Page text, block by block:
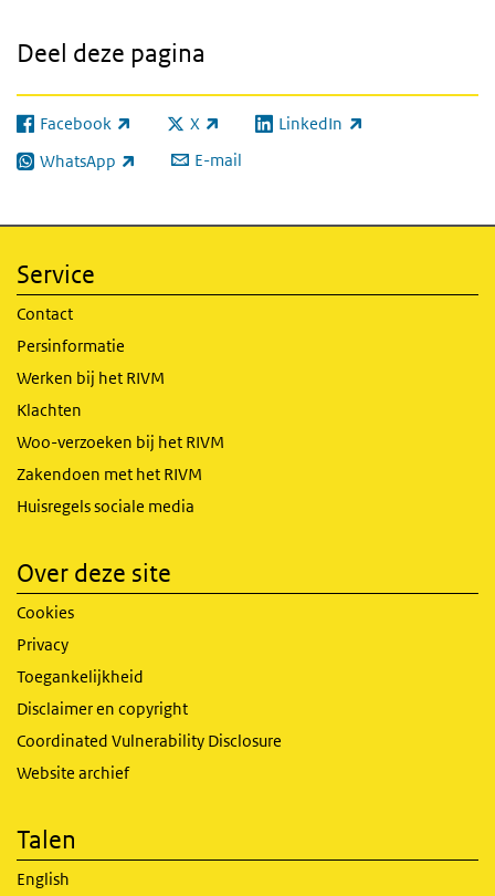
Deel deze pagina
Facebook
(externe link) X
(externe link) LinkedIn
(externe link)
WhatsApp
(externe link) E-mail
Service
Contact
Persinformatie
Werken bij het RIVM
Klachten
Woo-verzoeken bij het RIVM
Zakendoen met het RIVM
Huisregels sociale media
Over deze site
Cookies
Privacy
Toegankelijkheid
Disclaimer en copyright
Coordinated Vulnerability Disclosure
Website archief
Talen
English